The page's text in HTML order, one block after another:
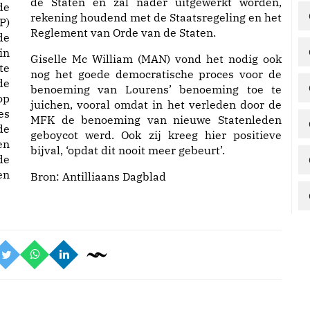
rekening houdend met de Staatsregeling en het
Reglement van Orde van de Staten.
Giselle Mc William (MAN) vond het nodig ook
nog het goede democratische proces voor de
benoeming van Lourens’ benoeming toe te
juichen, vooral omdat in het verleden door de
MFK de benoeming van nieuwe Statenleden
geboycot werd. Ook zij kreeg hier positieve
bijval, ‘opdat dit nooit meer gebeurt’.
Bron: Antilliaans Dagblad